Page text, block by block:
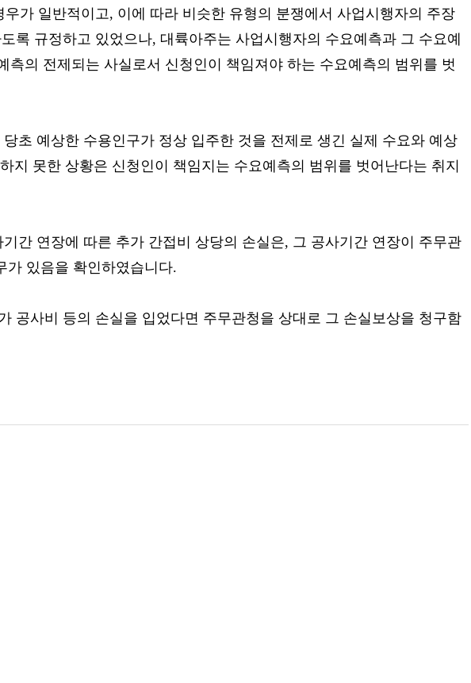
가 일반적이고, 이에 따라 비슷한 유형의 분쟁에서 사업시행자의 주장
규정하고 있었으나, 대륙아주는 사업시행자의 수요예측과 그 수요예
의 전제되는 사실로서 신청인이 책임져야 하는 수요예측의 범위를 벗
초 예상한 수용인구가 정상 입주한 것을 전제로 생긴 실제 수요와 예상
못한 상황은 신청인이 책임지는 수요예측의 범위를 벗어난다는 취지
간 연장에 따른 추가 간접비 상당의 손실은, 그 공사기간 연장이 주무관
가 있음을 확인하였습니다.
공사비 등의 손실을 입었다면 주무관청을 상대로 그 손실보상을 청구함